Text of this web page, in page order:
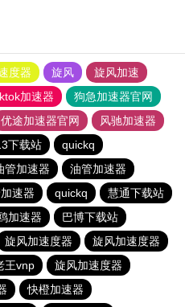
度器 旋风
旋风加速
加速器
狗急加速器官网
优途加速器官网
风驰加速器
下载站
quickq
管加速器
油管加速器
速器 quickq
慧通下载站
加速器
巴博下载站
旋风加速度器
旋风加速度器
王vnp
旋风加速度器
快橙加速器